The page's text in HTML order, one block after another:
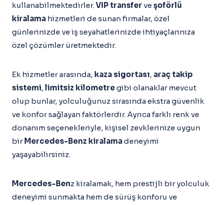
kullanabilmektedirler.VIP transfer ve şoförlü
kiralama hizmetleri de sunan firmalar, özel
günlerinizde ve iş seyahatlerinizde ihtiyaçlarınıza
özel çözümler üretmektedir.
Ek hizmetler arasında, kaza sigortası, araç takip
sistemi, limitsiz kilometregibi olanaklar mevcut
olup bunlar, yolculuğunuz sırasında ekstra güvenlik
ve konfor sağlayan faktörlerdir. Ayrıca farklı renk ve
donanım seçenekleriyle, kişisel zevklerinize uygun
birMercedes-Benz kiralamadeneyimi
yaşayabilirsiniz.
Mercedes-Benz kiralamak, hem prestijli bir yolculuk
deneyimi sunmakta hem de sürüş konforu ve